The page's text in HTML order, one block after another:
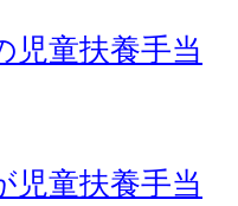
児童扶養手当
児童扶養手当